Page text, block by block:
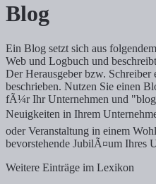
Blog
Ein Blog setzt sich aus
Web und Logbuch und
Der Herausgeber bzw.
beschrieben. Nutzen Sie einen
fÃ¼r Ihr Unternehmen und
Neuigkeiten in Ihrem
oder Veranstaltung in einem
bevorstehende JubilÃ¤um Ihres
Weitere Einträge im Lexikon